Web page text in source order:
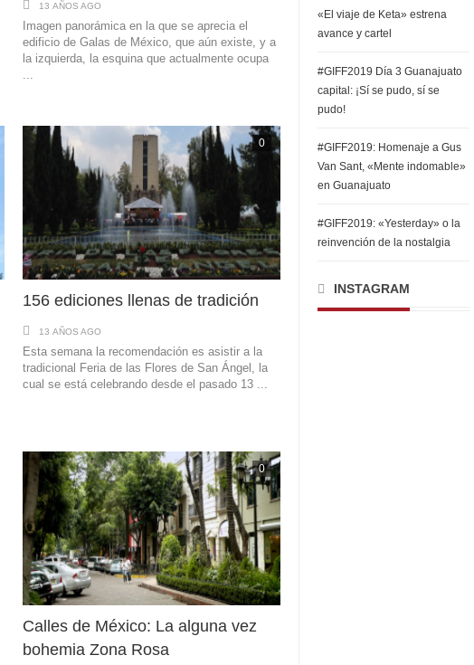
13 AÑOS AGO
Imagen panorámica en la que se aprecia el
edificio de Galas de México, que aún existe, y a
la izquierda, la esquina que actualmente ocupa
...
0
156 ediciones llenas de tradición
13 AÑOS AGO
Esta semana la recomendación es asistir a la
tradicional Feria de las Flores de San Ángel, la
cual se está celebrando desde el pasado 13 ...
0
Calles de México: La alguna vez
bohemia Zona Rosa
«El viaje de Keta» estrena
avance y cartel
#GIFF2019 Día 3 Guanajuato
capital: ¡Sí se pudo, sí se
pudo!
#GIFF2019: Homenaje a Gus
Van Sant, «Mente indomable»
en Guanajuato
#GIFF2019: «Yesterday» o la
reinvención de la nostalgia
INSTAGRAM